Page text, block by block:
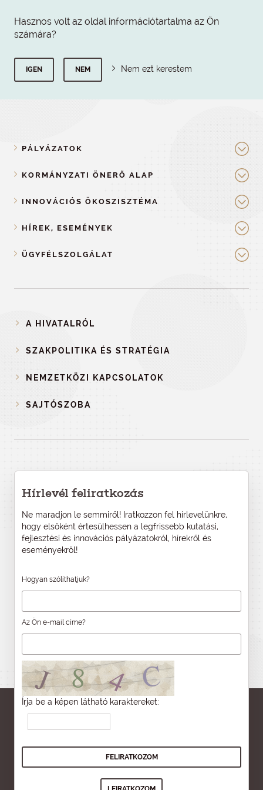
Hasznos volt az oldal információtartalma az Ön
számára?
IGEN NEM Nem ezt kerestem
PÁLYÁZATOK
KORMÁNYZATI ÖNERŐ ALAP
INNOVÁCIÓS ÖKOSZISZTÉMA
HÍREK, ESEMÉNYEK
ÜGYFÉLSZOLGÁLAT
A HIVATALRÓL
SZAKPOLITIKA ÉS STRATÉGIA
NEMZETKÖZI KAPCSOLATOK
SAJTÓSZOBA
Hírlevél feliratkozás
Ne maradjon le semmiről! Iratkozzon fel hírlevelünkre,
hogy elsőként értesülhessen a legfrissebb kutatási,
fejlesztési és innovációs pályázatokról, hírekről és
eseményekről!
Hogyan szólíthatjuk?
Az Ön e-mail címe?
Írja be a képen látható karaktereket: